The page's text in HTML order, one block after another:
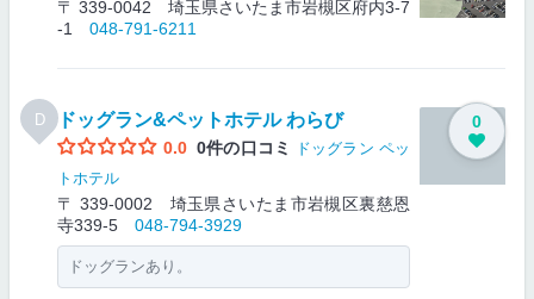
〒 339-0042 埼玉県さいたま市岩槻区府内3-7
-1 048-791-6211
D ドッグラン&ペットホテル わらび
0.0 0件の口コミ ドッグラン ペッ
トホテル
〒 339-0002 埼玉県さいたま市岩槻区裏慈恩
寺339-5 048-794-3929
ドッグランあり。
0